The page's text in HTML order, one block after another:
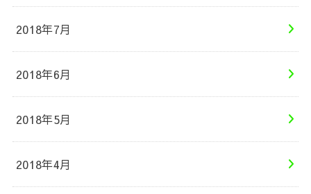
2018年7月
2018年6月
2018年5月
2018年4月